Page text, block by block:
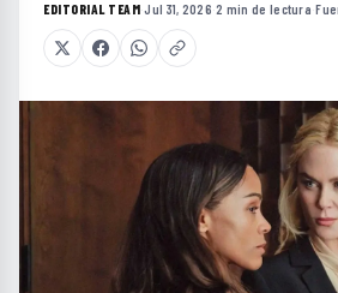
EDITORIAL TEAM·Jul 31, 2026·2 min de lectura·